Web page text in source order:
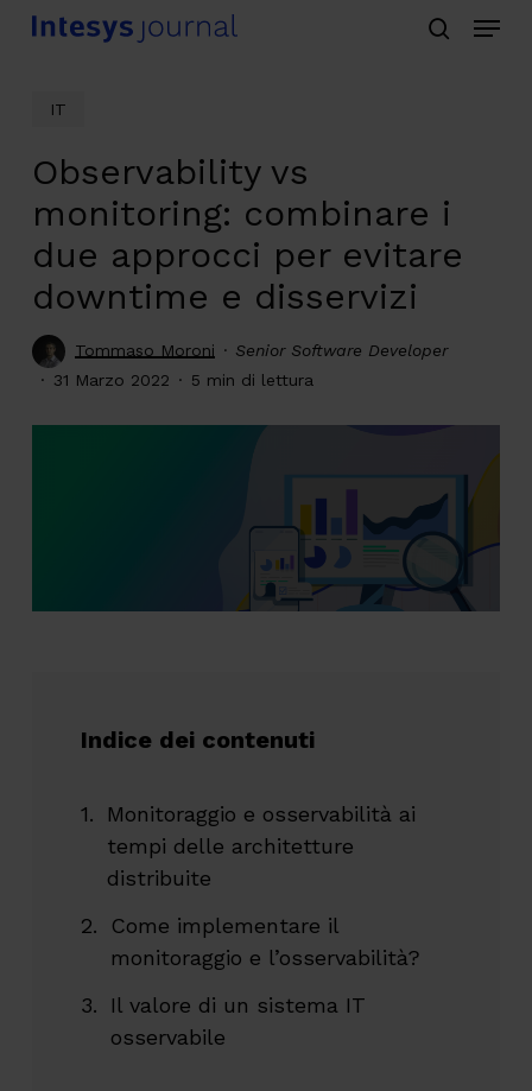
Skip
Menu
IT
Observability vs
monitoring: combinare i
due approcci per evitare
downtime e disservizi
Tommaso Moroni
Senior Software Developer
31 Marzo 2022
5 min di lettura
Indice dei contenuti
Monitoraggio e osservabilità ai
tempi delle architetture
distribuite
Come implementare il
monitoraggio e l’osservabilità?
Il valore di un sistema IT
osservabile